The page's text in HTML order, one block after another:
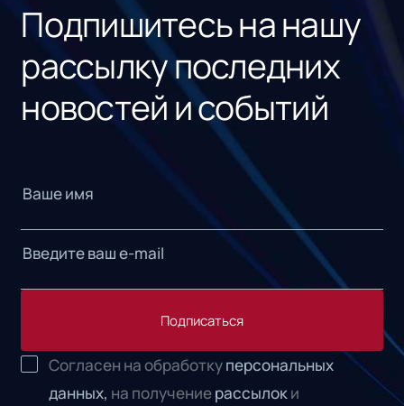
Подпишитесь на нашу
рассылку последних
новостей и событий
Подписаться
Согласен на обработкуперсональных
данных, на получениерассылоки